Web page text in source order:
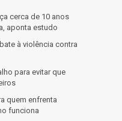
cerca de 10 anos
aponta estudo
à violência contra
para evitar que
quem enfrenta
funciona